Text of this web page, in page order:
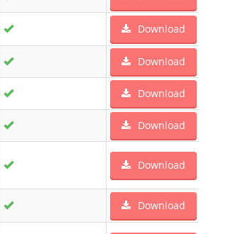
Download
Download
Download
Download
Download
Download